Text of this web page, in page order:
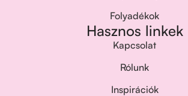
Folyadékok
Hasznos linkek
Kapcsolat
Rólunk
Inspirációk